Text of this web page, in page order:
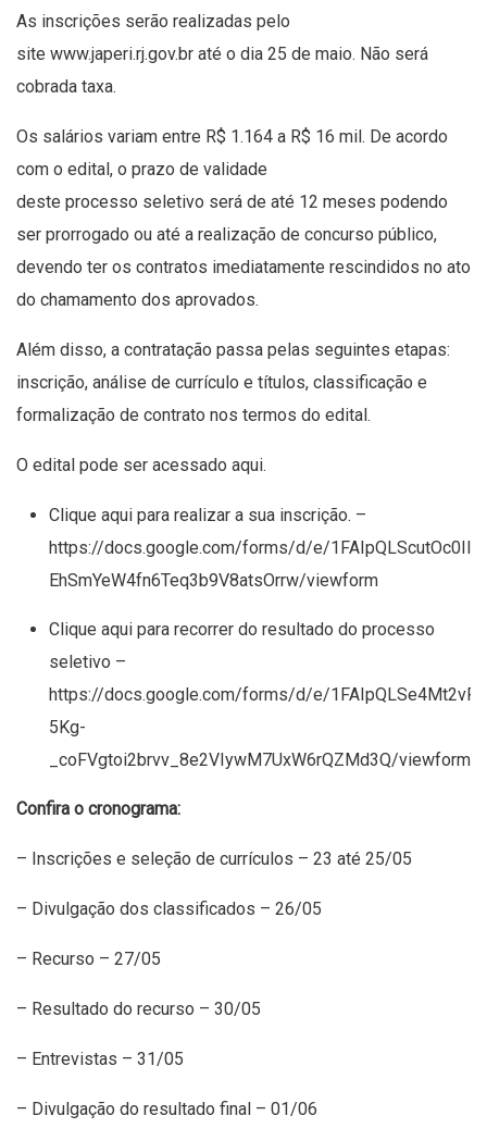
As inscrições serão realizadas pelo
site www.japeri.rj.gov.br até o dia 25 de maio. Não será
cobrada taxa.
Os salários variam entre R$ 1.164 a R$ 16 mil. De acordo
com o edital, o prazo de validade
deste processo seletivo será de até 12 meses podendo
ser prorrogado ou até a realização de concurso público,
devendo ter os contratos imediatamente rescindidos no ato
do chamamento dos aprovados.
Além disso, a contratação passa pelas seguintes etapas:
inscrição, análise de currículo e títulos, classificação e
formalização de contrato nos termos do edital.
O edital pode ser acessado aqui.
Clique aqui para realizar a sua inscrição. –
https://docs.google.com/forms/d/e/
EhSmYeW4fn6Teq3b9V8atsOrrw/viewform
Clique aqui para recorrer do resultado do processo
seletivo –
https://docs.google.com/forms/d/e/
5Kg-
_coFVgtoi2brvv_8e2VIywM7UxW6rQZMd3Q/
Confira o cronograma:
– Inscrições e seleção de currículos – 23 até 25/05
– Divulgação dos classificados – 26/05
– Recurso – 27/05
– Resultado do recurso – 30/05
– Entrevistas – 31/05
– Divulgação do resultado final – 01/06